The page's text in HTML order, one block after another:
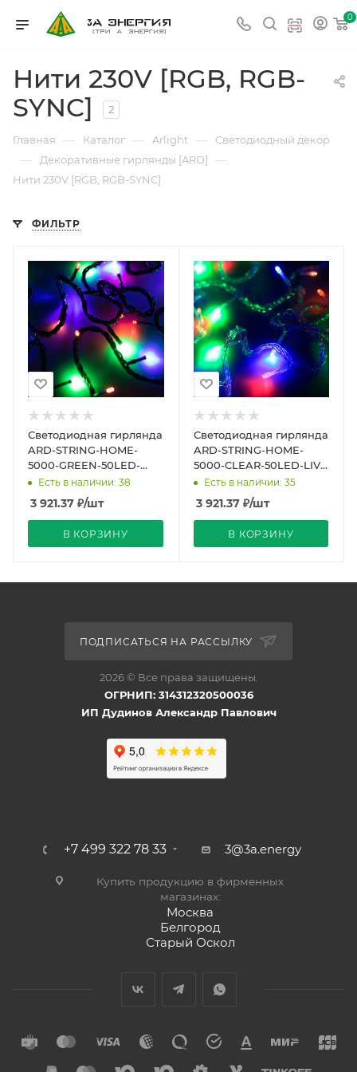
0
Нити 230V [RGB, RGB-
SYNC]
2
Главная — Каталог — Arlight — Светодиодный декор
— Декоративные гирлянды [ARD] —
Нити 230V [RGB, RGB-SYNC]
ФИЛЬТР
Светодиодная гирлянда
ARD-STRING-HOME-
5000-GREEN-50LED-
LIVE RGB (230V, 3.5W)
(Ardecoled, IP20)
Есть в наличии: 38
3 921.37 ₽/шт
В КОРЗИНУ
Светодиодная гирлянда
ARD-STRING-HOME-
5000-CLEAR-50LED-LIVE
RGB (230V, 3.5W)
(Ardecoled, IP20)
Есть в наличии: 35
3 921.37₽/шт
В КОРЗИНУ
ПОДПИСАТЬСЯ НА РАССЫЛКУ
2026 © Все права защищены.
ОГРНИП: 314312320500036
ИП Дудинов Александр Павлович
+7 499 322 78 33 3@3a.energy
Купить продукцию в фирменных
магазинах:
Москва
Белгород
Старый Оскол